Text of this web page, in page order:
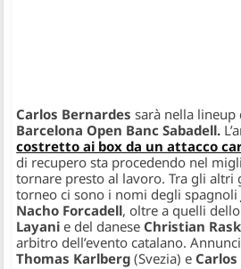
Carlos Bernardessarà nella
Barcelona Open Banc Sabadell.
costretto ai box da un attacco
di recupero sta procedendo nel
tornare presto al lavoro. Tra gli altri
torneo ci sono i nomi degli spagnoli
Nacho Forcadell, oltre a quelli
Layanie del daneseChristian
arbitro dell’evento catalano.
Thomas Karlberg(Svezia) e